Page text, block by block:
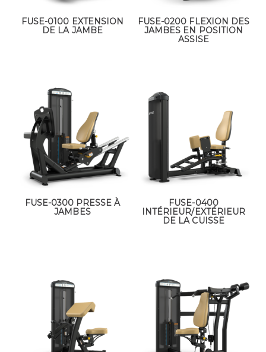
FUSE-0100 EXTENSION
DE LA JAMBE
FUSE-0200 FLEXION DES
JAMBES EN POSITION
ASSISE
FUSE-0300 PRESSE À
JAMBES
FUSE-0400
INTÉRIEUR/EXTÉRIEUR
DE LA CUISSE